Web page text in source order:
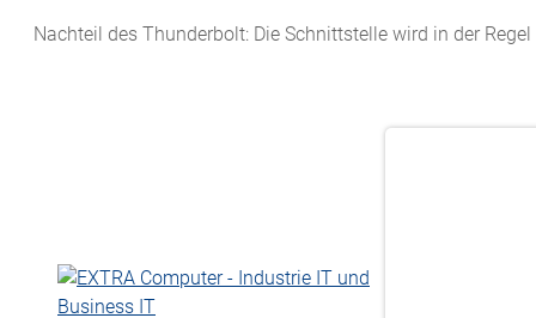
Nachteil des Thunderbolt: Die Schnittstelle wird in der